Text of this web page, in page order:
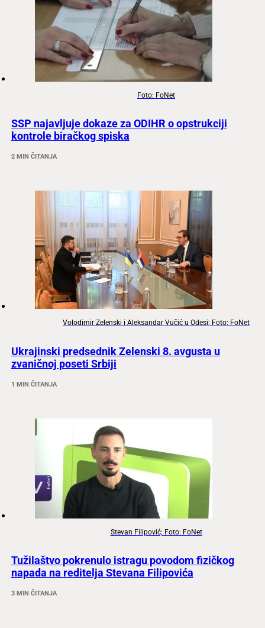
Foto: FoNet
SSP najavljuje dokaze za ODIHR o opstrukciji
kontrole biračkog spiska
2 MIN ČITANJA
Volodimir Zelenski i Aleksandar Vučić u Odesi; Foto: FoNet
Ukrajinski predsednik Zelenski 8. avgusta u
zvaničnoj poseti Srbiji
1 MIN ČITANJA
Stevan Filipović; Foto: FoNet
Tužilaštvo pokrenulo istragu povodom fizičkog
napada na reditelja Stevana Filipovića
3 MIN ČITANJA